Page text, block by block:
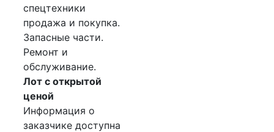
спецтехники
продажа и покупка.
Запасные части.
Ремонт и
обслуживание.
Лот с открытой
ценой
Информация о
заказчике доступна